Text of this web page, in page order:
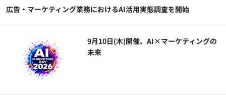
広告・マーケティング業務におけるAI活用実態調査を開始
9月10日(木)開催、AI×マーケティングの
未来